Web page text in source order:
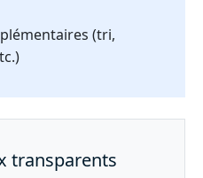
(tri,
transparents